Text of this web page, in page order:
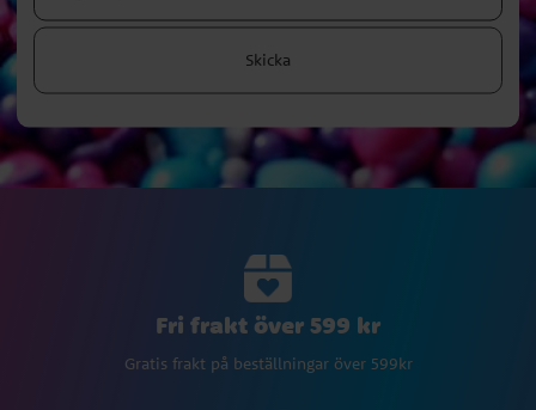
Skicka
Fri frakt över 599 kr
Gratis frakt på beställningar över 599kr